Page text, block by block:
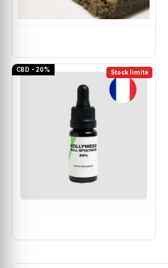
Stock limité
CBD - 20%